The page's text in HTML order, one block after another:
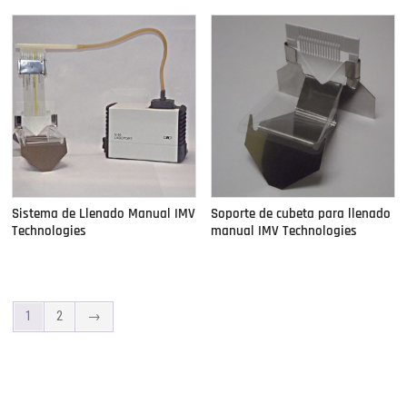
Sistema de Llenado Manual IMV
Technologies
Soporte de cubeta para llenado
manual IMV Technologies
1 2 →